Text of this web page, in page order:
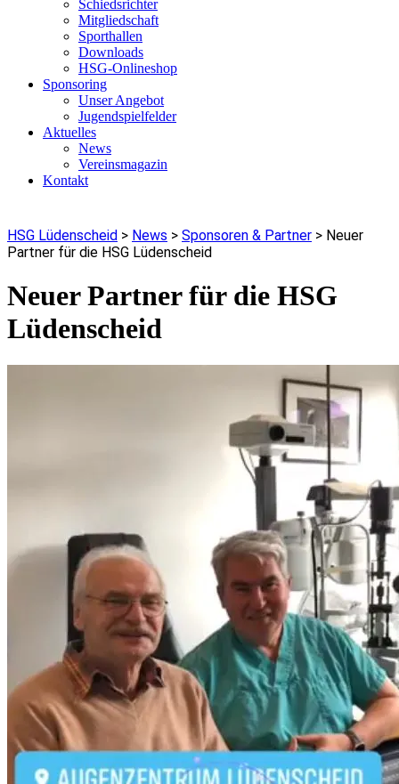
Schiedsrichter
Mitgliedschaft
Sporthallen
Downloads
HSG-Onlineshop
Sponsoring
Unser Angebot
Jugendspielfelder
Aktuelles
News
Vereinsmagazin
Kontakt
HSG Lüdenscheid > News > Sponsoren & Partner > Neuer
Partner für die HSG Lüdenscheid
Neuer Partner für die HSG
Lüdenscheid